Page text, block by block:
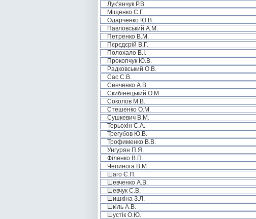
Лук’янчук Р.В.
Міщенко С.Г.
Одарченко Ю.В.
Павловський А.М.
Петренко В.М.
Пєрєдєрій В.Г.
Полохало В.І.
Прокопчук Ю.В.
Радковський О.В.
Сас С.В.
Сенченко А.В.
Скибінецький О.М.
Соколов М.В.
Стешенко О.М.
Сушкевич В.М.
Терьохін С.А.
Трегубов Ю.В.
Трофименко В.В.
Унгурян П.Я.
Філенко В.П.
Чепинога В.М.
Шаго Є.П.
Шевченко А.В.
Шевчук С.В.
Шишкіна З.Л.
Шкіль А.В.
Шустік О.Ю.